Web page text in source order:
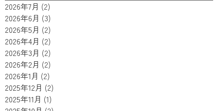
2026年7月 (2)
2026年6月 (3)
2026年5月 (2)
2026年4月 (2)
2026年3月 (2)
2026年2月 (2)
2026年1月 (2)
2025年12月 (2)
2025年11月 (1)